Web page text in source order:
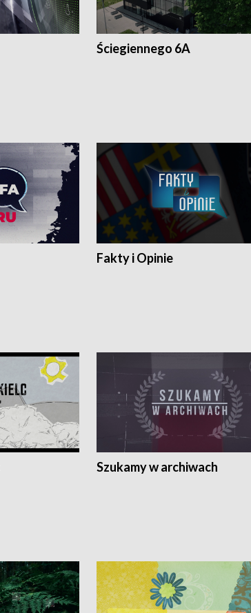
Ściegiennego 6A
Fakty i Opinie
Szukamy w archiwach